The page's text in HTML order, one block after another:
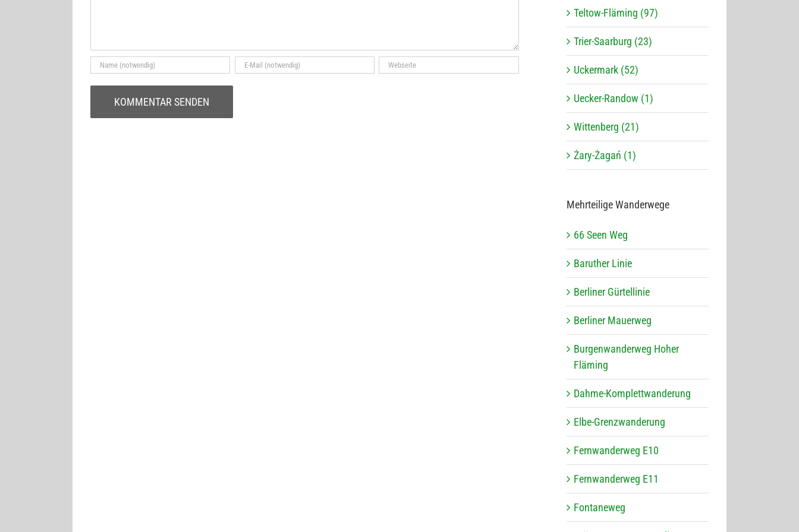
Teltow-Fläming (97)
Trier-Saarburg (23)
Uckermark (52)
Uecker-Randow (1)
Wittenberg (21)
Żary-Żagań (1)
Mehr­tei­lige Wanderwege
66 Seen Weg
Baru­ther Linie
Ber­li­ner Gürtellinie
Ber­li­ner Mauerweg
Bur­gen­wan­der­weg Hoher
Fläming
Dahme-Kom­plett­wan­de­rung
Elbe-Grenz­wan­de­rung
Fern­wan­der­weg E10
Fern­wan­der­weg E11
Fon­ta­ne­weg